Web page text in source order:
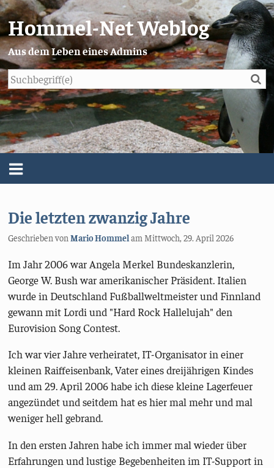
Hommel-Net Weblog
Aus dem Leben eines Admins
Über mich
Impressum/Datenschutz
Die letzten zwanzig Jahre
Geschrieben vonMario Hommelam Mittwoch, 29. April 2026
Im Jahr 2006 war Angela Merkel Bundeskanzlerin,
George W. Bush war amerikanischer Präsident. Italien
wurde in Deutschland Fußballweltmeister und Finnland
gewann mit Lordi und "Hard Rock Hallelujah" den
Eurovision Song Contest.
Ich war vier Jahre verheiratet, IT-Organisator in einer
kleinen Raiffeisenbank, Vater eines dreijährigen Kindes
und am 29. April 2006 habe ich diese kleine Lagerfeuer
angezündet und seitdem hat es hier mal mehr und mal
weniger hell gebrand.
In den ersten Jahren habe ich immer mal wieder über
Erfahrungen und lustige Begebenheiten im IT-Support in